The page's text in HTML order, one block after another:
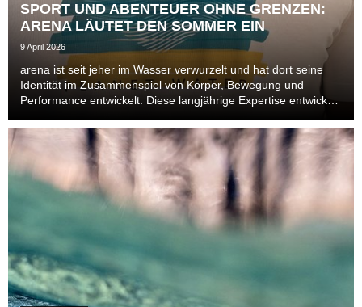
SPORT UND ABENTEUER OHNE GRENZEN:
ARENA LÄUTET DEN SOMMER EIN
9 April 2026
arena ist seit jeher im Wasser verwurzelt und hat dort seine
Identität im Zusammenspiel von Körper, Bewegung und
Performance entwickelt. Diese langjährige Expertise entwickelt
neuen Bereichen. Auch im Leisure- un...